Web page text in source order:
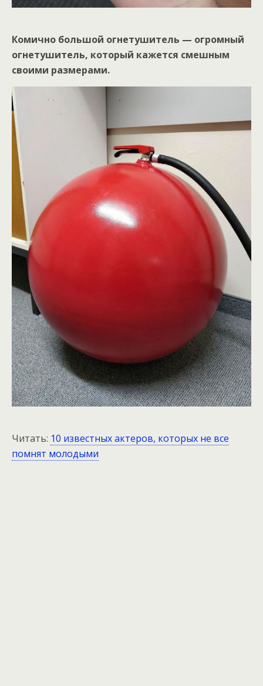
Комично большой огнетушитель — огромный
огнетушитель, который кажется смешным
своими размерами.
Читать: 10 известных актеров, которых не все
помнят молодыми